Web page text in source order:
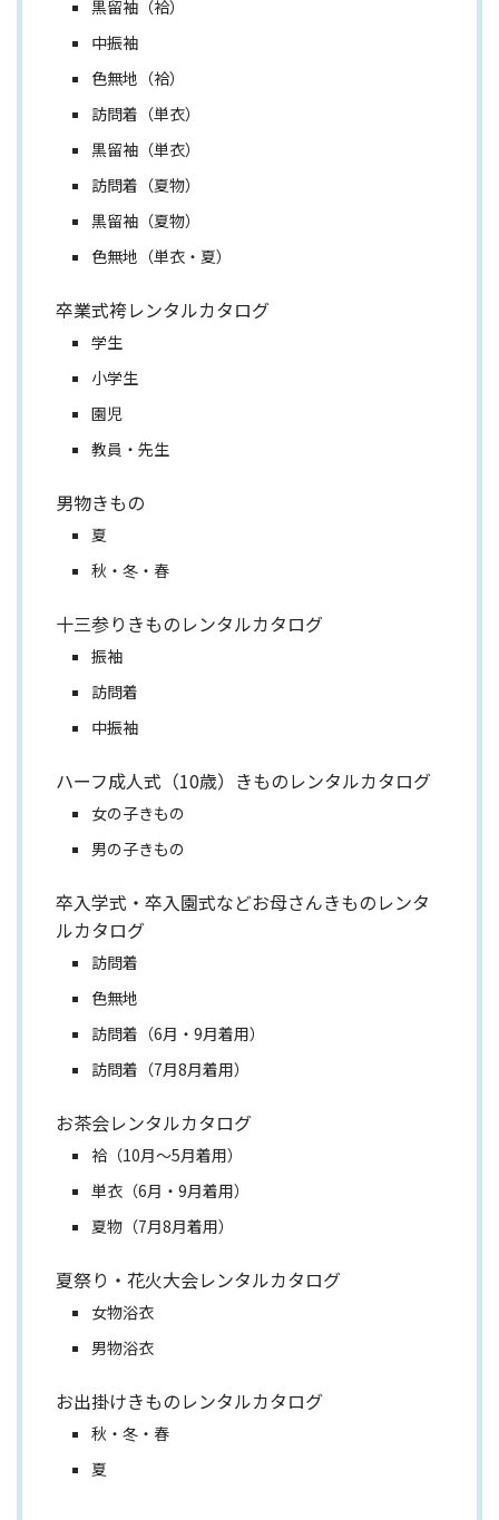
黒留袖（袷）
中振袖
色無地（袷）
訪問着（単衣）
黒留袖（単衣）
訪問着（夏物）
黒留袖（夏物）
色無地（単衣・夏）
卒業式袴レンタルカタログ
学生
小学生
園児
教員・先生
男物きもの
夏
秋・冬・春
十三参りきものレンタルカタログ
振袖
訪問着
中振袖
ハーフ成人式（10歳）きものレンタルカタログ
女の子きもの
男の子きもの
卒入学式・卒入園式などお母さんきものレンタ
ルカタログ
訪問着
色無地
訪問着（6月・9月着用）
訪問着（7月8月着用）
お茶会レンタルカタログ
袷（10月～5月着用）
単衣（6月・9月着用）
夏物（7月8月着用）
夏祭り・花火大会レンタルカタログ
女物浴衣
男物浴衣
お出掛けきものレンタルカタログ
秋・冬・春
夏